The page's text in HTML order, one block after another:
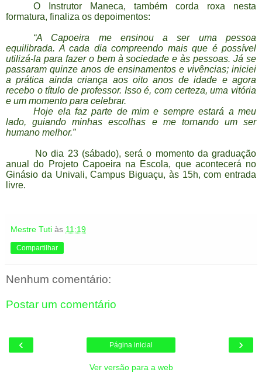
O Instrutor Maneca, também corda roxa nesta
formatura, finaliza os depoimentos:
“A Capoeira me ensinou a ser uma pessoa
equilibrada. A cada dia compreendo mais que é possível
utilizá-la para fazer o bem à sociedade e às pessoas. Já se
passaram quinze anos de ensinamentos e vivências; iniciei
a prática ainda criança aos oito anos de idade e agora
recebo o título de professor. Isso é, com certeza, uma vitória
e um momento para celebrar.
Hoje ela faz parte de mim e sempre estará a meu
lado, guiando minhas escolhas e me tornando um ser
humano melhor.”
No dia 23 (sábado), será o momento da graduação
anual do Projeto Capoeira na Escola, que acontecerá no
Ginásio da Univali, Campus Biguaçu, às 15h, com entrada
livre.
Mestre Tuti às 11:19
Compartilhar
Nenhum comentário:
Postar um comentário
‹ ›
Página inicial
Ver versão para a web